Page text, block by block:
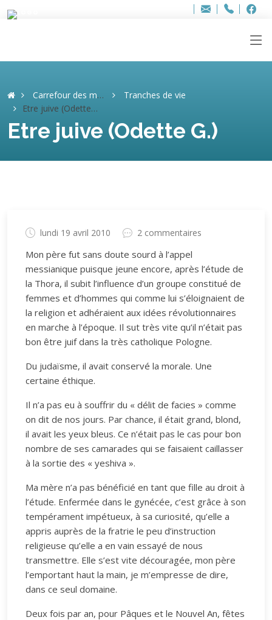
Adresse
info..hâthe..
Tel.
Tel.
Carrefour des mémoires
Tranches de vie
Etre juive (Odette G.)
Etre juive (Odette G.)
lundi 19 avril 2010 2 commentaires
Mon père fut sans doute sourd à l’appel
messianique puisque jeune encore, après l’étude de
la Thora, il subit l’influence d’un groupe constitué de
femmes et d’hommes qui comme lui s’éloignaient de
la religion et adhéraient aux idées révolutionnaires
en marche à l’époque. Il sut très vite qu’il n’était pas
bon être juif dans la très catholique Pologne.
Du judaïsme, il avait conservé la morale. Une
certaine éthique.
Il n’a pas eu à souffrir du « délit de facies » comme
on dit de nos jours. Par chance, il était grand, blond,
il avait les yeux bleus. Ce n’était pas le cas pour bon
nombre de ses camarades qui se faisaient caillasser
à la sortie des « yeshiva ».
Ma mère n’a pas bénéficié en tant que fille au droit à
l’étude. Enfermée dans le gynécée, c’est grâce à son
tempérament impétueux, à sa curiosité, qu’elle a
appris auprès de la fratrie le peu d’instruction
religieuse qu’elle a en vain essayé de nous
transmettre. Elle s’est vite découragée, mon père
l’emportant haut la main, je m’empresse de dire,
dans ce seul domaine.
Deux fois par an, pour Pâques et le Nouvel An, fêtes